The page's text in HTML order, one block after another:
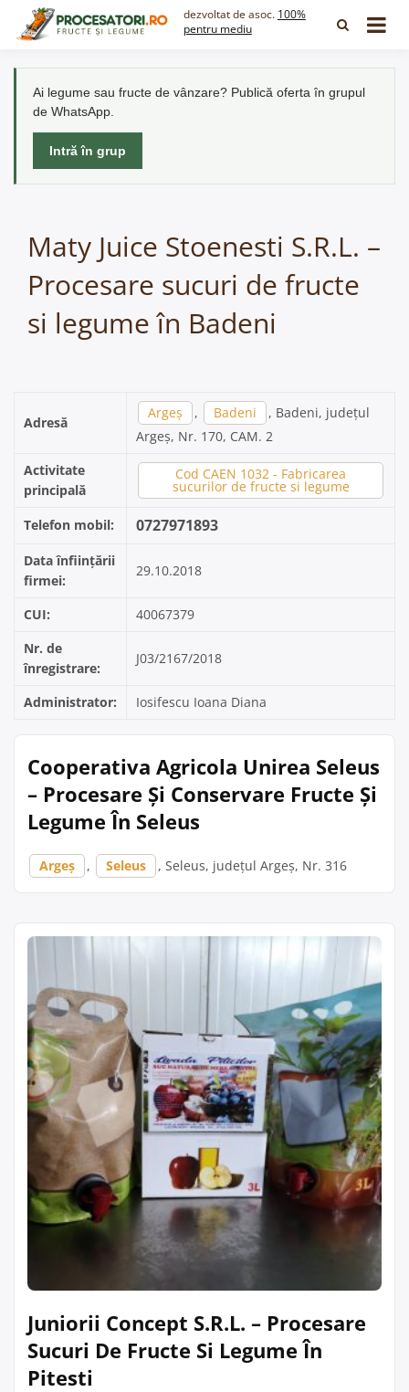
dezvoltat de asoc. 100%
pentru mediu
Ai legume sau fructe de vânzare? Publică oferta în grupul
de WhatsApp.
Intră în grup
Maty Juice Stoenesti S.R.L. –
Procesare sucuri de fructe
si legume în Badeni
Adresă
Argeș , Badeni
, Badeni, județul
Argeș, Nr. 170, CAM. 2
Activitate
principală
Cod CAEN 1032 - Fabricarea
sucurilor de fructe si legume
Telefon mobil: 0727971893
Data înființării
firmei:
29.10.2018
CUI:
40067379
Nr. de
înregistrare:
J03/2167/2018
Administrator: Iosifescu Ioana Diana
Cooperativa Agricola Unirea Seleus
– Procesare Și Conservare Fructe Și
Legume În Seleus
Argeș , Seleus , Seleus, județul Argeș, Nr. 316
Juniorii Concept S.R.L. – Procesare
Sucuri De Fructe Si Legume În
Pitesti